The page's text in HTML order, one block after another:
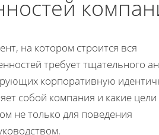
на котором строится вся
требует тщательного
корпоративную
собой компания и какие
не только для поведения